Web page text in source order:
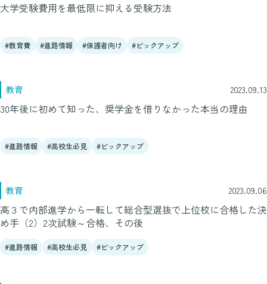
大学受験費用を最低限に抑える受験方法
教育費 進路情報 保護者向け ピックアップ
教育 2023.09.13
30年後に初めて知った、奨学金を借りなかった本当の理由
進路情報 高校生必見 ピックアップ
教育 2023.09.06
高３で内部進学から一転して総合型選抜で上位校に合格した決
め手（2）2次試験～合格、その後
進路情報 高校生必見 ピックアップ